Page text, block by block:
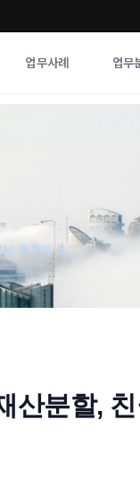
업무사례 업무
청구의 소
산분할,